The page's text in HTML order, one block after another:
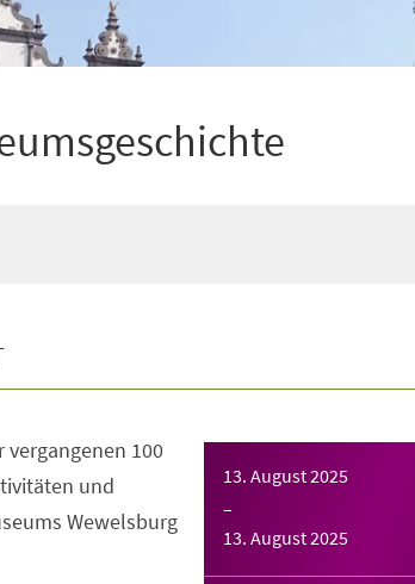
13. August 2025
–
13. August 2025
vergangenen 100
und
Wewelsburg